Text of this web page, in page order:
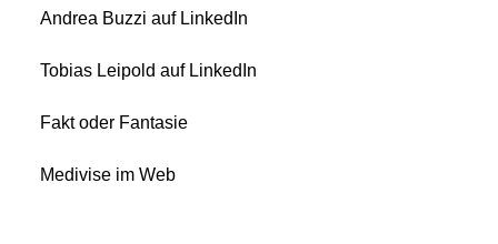
Andrea Buzzi auf LinkedIn
Tobias Leipold auf LinkedIn
Fakt oder Fantasie
Medivise im Web